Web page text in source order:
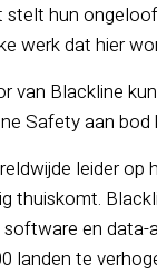
hun
werk dat hier
van Blackline
Safety aan bod
leider op
thuiskomt.
en
te